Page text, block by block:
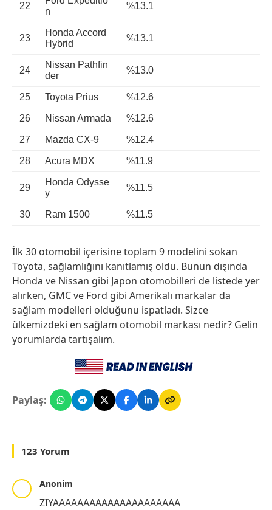
22
n
%13.1
23
Honda Accord
Hybrid
%13.1
24
Nissan Pathfin
der
%13.0
25 Toyota Prius %12.6
26 Nissan Armada %12.6
27 Mazda CX-9 %12.4
28 Acura MDX %11.9
29
Honda Odysse
y
%11.5
30 Ram 1500 %11.5
İlk 30 otomobil içerisine toplam 9 modelini sokan
Toyota, sağlamlığını kanıtlamış oldu. Bunun dışında
Honda ve Nissan gibi Japon otomobilleri de listede yer
alırken, GMC ve Ford gibi Amerikalı markalar da
sağlam modelleri olduğunu ispatladı. Sizce
ülkemizdeki en sağlam otomobil markası nedir? Gelin
yorumlarda tartışalım.
Paylaş:
123 Yorum
Anonim
ZIYAAAAAAAAAAAAAAAAAAAAA